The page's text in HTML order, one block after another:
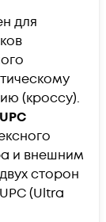
для
(кроссу).
и внешним
сторон
(Ultra